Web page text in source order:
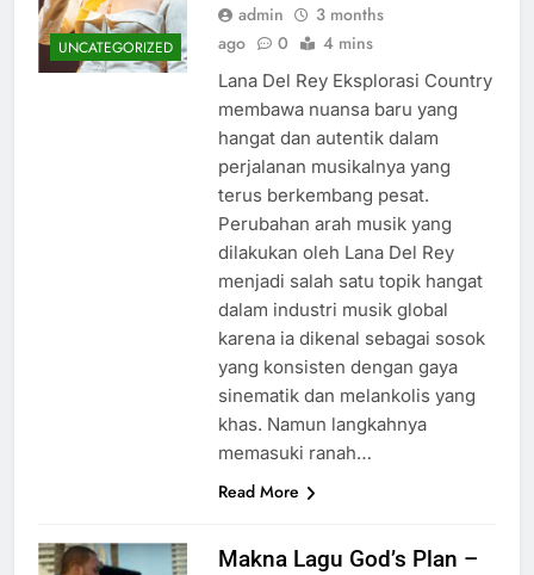
UNCATEGORIZED
admin
3 months
ago
0 4 mins
Lana Del Rey Eksplorasi Country
membawa nuansa baru yang
hangat dan autentik dalam
perjalanan musikalnya yang
terus berkembang pesat.
Perubahan arah musik yang
dilakukan oleh Lana Del Rey
menjadi salah satu topik hangat
dalam industri musik global
karena ia dikenal sebagai sosok
yang konsisten dengan gaya
sinematik dan melankolis yang
khas. Namun langkahnya
memasuki ranah…
Read More
Makna Lagu God’s Plan –